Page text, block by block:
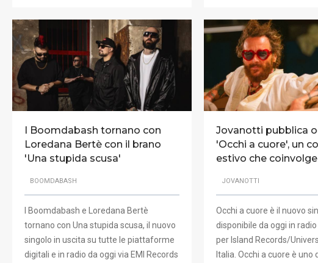
I Boomdabash tornano con
Loredana Bertè con il brano
'Una stupida scusa'
BOOMDABASH
I Boomdabash e Loredana Bertè
tornano con Una stupida scusa, il nuovo
singolo in uscita su tutte le piattaforme
digitali e in radio da oggi via EMI Records
Jovanotti pubblica
'Occhi a cuore', un
estivo che
JOVANOTTI
Occhi a cuore è il nuovo
disponibile da oggi in
per Island Records/
Italia. Occhi a cuore è uno